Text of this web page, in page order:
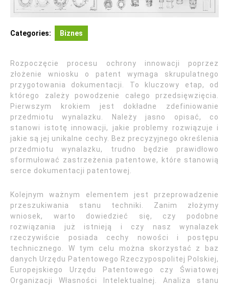
Categories: Biznes
Rozpoczęcie procesu ochrony innowacji poprzez
złożenie wniosku o patent wymaga skrupulatnego
przygotowania dokumentacji. To kluczowy etap, od
którego zależy powodzenie całego przedsięwzięcia.
Pierwszym krokiem jest dokładne zdefiniowanie
przedmiotu wynalazku. Należy jasno opisać, co
stanowi istotę innowacji, jakie problemy rozwiązuje i
jakie są jej unikalne cechy. Bez precyzyjnego określenia
przedmiotu wynalazku, trudno będzie prawidłowo
sformułować zastrzeżenia patentowe, które stanowią
serce dokumentacji patentowej.
Kolejnym ważnym elementem jest przeprowadzenie
przeszukiwania stanu techniki. Zanim złożymy
wniosek, warto dowiedzieć się, czy podobne
rozwiązania już istnieją i czy nasz wynalazek
rzeczywiście posiada cechy nowości i postępu
technicznego. W tym celu można skorzystać z baz
danych Urzędu Patentowego Rzeczypospolitej Polskiej,
Europejskiego Urzędu Patentowego czy Światowej
Organizacji Własności Intelektualnej. Analiza stanu